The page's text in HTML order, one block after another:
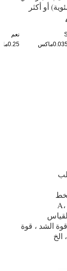
نعم
0.25ماكس
قوة الشد ، قوة
الخ